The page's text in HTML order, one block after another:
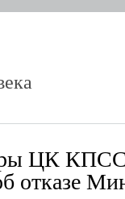
ЦК КПСС